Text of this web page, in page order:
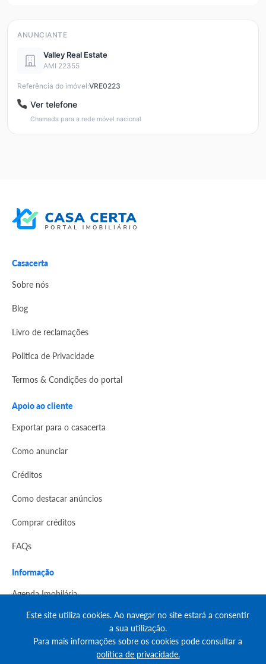
ANUNCIANTE
Valley Real Estate
AMI 22355
Referência do imóvel:VRE0223
Ver telefone
Chamada para a rede móvel nacional
Casacerta
Sobre nós
Blog
Livro de reclamações
Politica de Privacidade
Termos & Condições do portal
Apoio ao cliente
Exportar para o casacerta
Como anunciar
Créditos
Como destacar anúncios
Comprar créditos
FAQs
Informação
Agenda Imobilária
Encontre um consultor
Simulador de Crédito
Este site utiliza cookies. Ao navegar no site estará a consentir
a sua utilização.
Para mais informações sobre os cookies pode consultar a
política de privacidade.